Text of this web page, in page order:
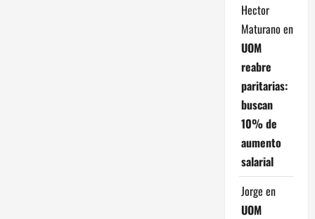
Hector
Maturano en
UOM
reabre
paritarias:
buscan
10% de
aumento
salarial
Jorge en
UOM